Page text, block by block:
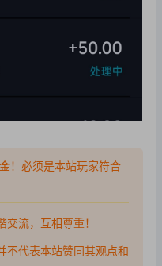
！必须是本站玩家符合
交流，互相尊重！
不代表本站赞同其观点和